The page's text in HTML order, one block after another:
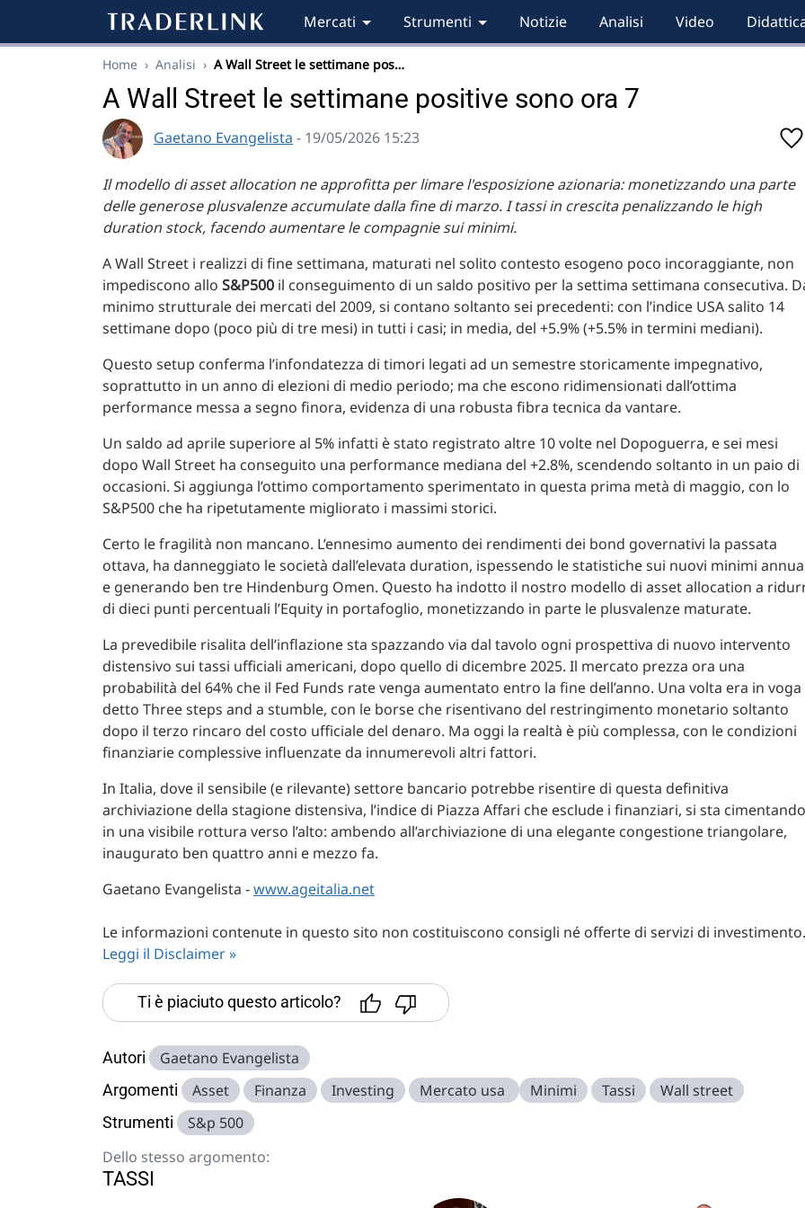
Mercati Strumenti Notizie Analisi Video
Home › Analisi › A Wall Street le settimane pos…
A Wall Street le settimane positive sono ora 7
Gaetano Evangelista - 19/05/2026 15:23
Il modello di asset allocation ne approfitta per limare l'esposizione azionaria: monetizzando una parte
delle generose plusvalenze accumulate dalla fine di marzo. I tassi in crescita penalizzando le high
duration stock, facendo aumentare le compagnie sui minimi.
A Wall Street i realizzi di fine settimana, maturati nel solito contesto esogeno poco incoraggiante, non
impediscono allo S&P500 il conseguimento di un saldo positivo per la settima settimana consecutiva.
minimo strutturale dei mercati del 2009, si contano soltanto sei precedenti: con l’indice USA salito 14
settimane dopo (poco più di tre mesi) in tutti i casi; in media, del +5.9% (+5.5% in termini mediani).
Questo setup conferma l’infondatezza di timori legati ad un semestre storicamente impegnativo,
soprattutto in un anno di elezioni di medio periodo; ma che escono ridimensionati dall’ottima
performance messa a segno finora, evidenza di una robusta fibra tecnica da vantare.
Un saldo ad aprile superiore al 5% infatti è stato registrato altre 10 volte nel Dopoguerra, e sei mesi
dopo Wall Street ha conseguito una performance mediana del +2.8%, scendendo soltanto in un paio di
occasioni. Si aggiunga l’ottimo comportamento sperimentato in questa prima metà di maggio, con lo
S&P500 che ha ripetutamente migliorato i massimi storici.
Certo le fragilità non mancano. L’ennesimo aumento dei rendimenti dei bond governativi la passata
ottava, ha danneggiato le società dall’elevata duration, ispessendo le statistiche sui nuovi minimi
e generando ben tre Hindenburg Omen. Questo ha indotto il nostro modello di asset allocation a
di dieci punti percentuali l’Equity in portafoglio, monetizzando in parte le plusvalenze maturate.
La prevedibile risalita dell’inflazione sta spazzando via dal tavolo ogni prospettiva di nuovo intervento
distensivo sui tassi ufficiali americani, dopo quello di dicembre 2025. Il mercato prezza ora una
probabilità del 64% che il Fed Funds rate venga aumentato entro la fine dell’anno. Una volta era in voga
detto Three steps and a stumble, con le borse che risentivano del restringimento monetario soltanto
dopo il terzo rincaro del costo ufficiale del denaro. Ma oggi la realtà è più complessa, con le condizioni
finanziarie complessive influenzate da innumerevoli altri fattori.
In Italia, dove il sensibile (e rilevante) settore bancario potrebbe risentire di questa definitiva
archiviazione della stagione distensiva, l’indice di Piazza Affari che esclude i finanziari, si sta cimentando
in una visibile rottura verso l’alto: ambendo all’archiviazione di una elegante congestione triangolare,
inaugurato ben quattro anni e mezzo fa.
Gaetano Evangelista -www.ageitalia.net
Le informazioni contenute in questo sito non costituiscono consigli né offerte di servizi di investimento.
Leggi il Disclaimer »
Ti è piaciuto questo articolo?
Autori Gaetano Evangelista
Argomenti Asset Finanza Investing Mercato usa Minimi Tassi Wall street
Strumenti
S&p 500
Dello stesso argomento:
TASSI